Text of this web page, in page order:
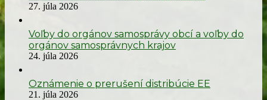
27. júla 2026
Voľby do orgánov samosprávy obcí a voľby do
orgánov samosprávnych krajov
24. júla 2026
Oznámenie o prerušení distribúcie EE
21. júla 2026